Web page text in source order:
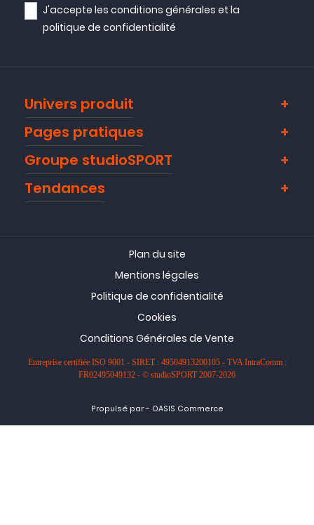
J'accepte lesconditions générales et la
politique de confidentialité
Univers produit
Pages pratiques
Groupe studioSPORT
Tendances
Plan du site
Mentions légales
Politique de confidentialité
Cookies
Conditions Générales de Vente
Entreprise certifiée ISO 9001 - SIRET : 49504913200105 - TVA IntraComm :
FR02495049132 - © studioSPORT 2007-2026
Propulsé par- OASIS Commerce